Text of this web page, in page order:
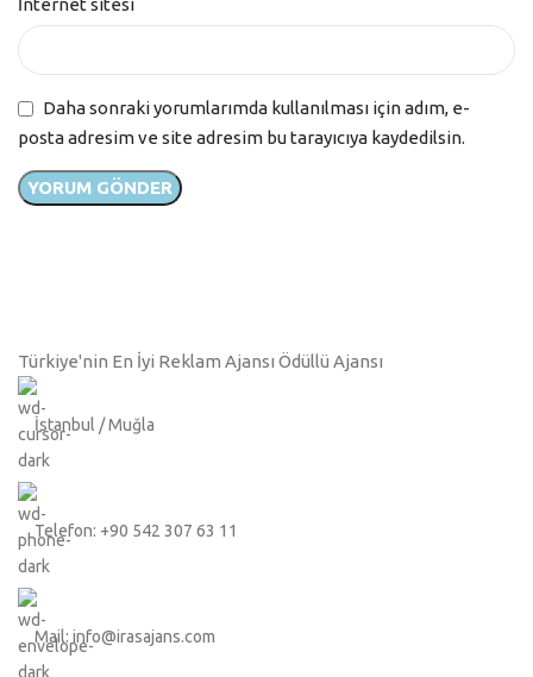
İnternet sitesi
Daha sonraki yorumlarımda kullanılması için adım, e-
posta adresim ve site adresim bu tarayıcıya kaydedilsin.
Türkiye'nin En İyi Reklam Ajansı Ödüllü Ajansı
İstanbul / Muğla
Telefon: +90 542 307 63 11
Mail: info@irasajans.com